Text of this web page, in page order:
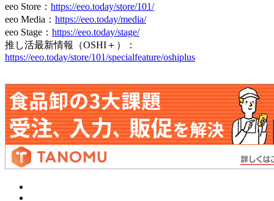
eeo Store： https://eeo.today/store/101/
eeo Media： https://eeo.today/media/
eeo Stage： https://eeo.today/stage/
推し活最新情報（OSHI＋）：
https://eeo.today/store/101/specialfeature/oshiplus